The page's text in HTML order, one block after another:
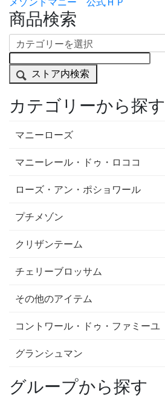
商品検索
ストア内検索
カテゴリーから探す
マニーローズ
マニーレール・ドゥ・ロココ
ローズ・アン・ポショワール
プチメゾン
クリザンテーム
チェリーブロッサム
その他のアイテム
コントワール・ドゥ・ファミーユ
グランシュマン
グループから探す